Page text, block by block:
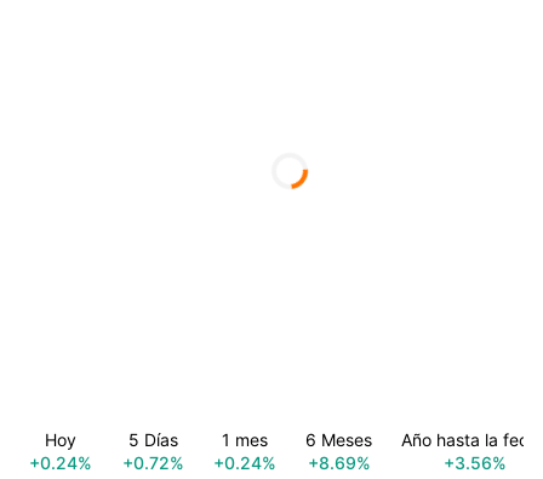
Hoy
+0.24%
5 Días
+0.72%
1 mes
+0.24%
6 Meses
+8.69%
Año hasta la
+3.56%